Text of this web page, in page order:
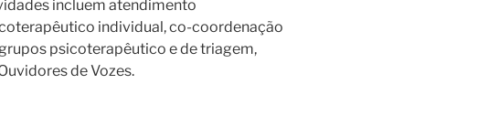
incluem atendimento
individual, co-coordenação
psicoterapêutico e de triagem,
de Vozes.